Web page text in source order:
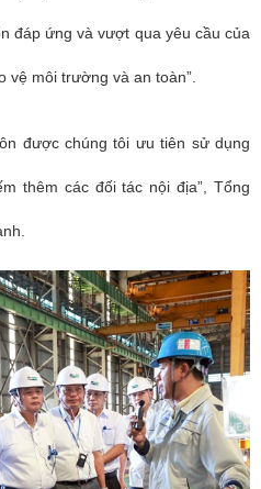
đáp ứng và vượt qua yêu cầu của
vệ môi trường và an toàn”.
được chúng tôi ưu tiên sử dụng
thêm các đối tác nội địa”, Tổng